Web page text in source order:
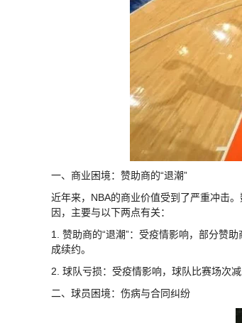
一、商业困境：赞助商的“退潮”
近年来，NBA的商业价值受到了严重冲击
因，主要与以下两点有关：
1. 赞助商的“退潮”：受疫情影响，部分赞
成续约。
2. 球队亏损：受疫情影响，球队比赛场次
二、球员困境：伤病与合同纠纷